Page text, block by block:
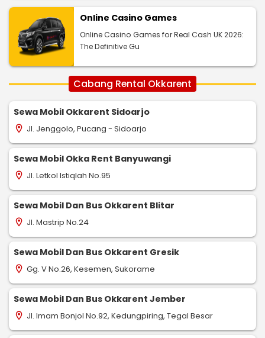
Online Casino Games
Online Casino Games for Real Cash UK 2026:
The Definitive Gu
Cabang Rental Okkarent
Sewa Mobil Okkarent Sidoarjo
location_on Jl. Jenggolo, Pucang - Sidoarjo
Sewa Mobil Okka Rent Banyuwangi
location_on Jl. Letkol Istiqlah No.95
Sewa Mobil Dan Bus Okkarent Blitar
location_on Jl. Mastrip No.24
Sewa Mobil Dan Bus Okkarent Gresik
location_on Gg. V No.26, Kesemen, Sukorame
Sewa Mobil Dan Bus Okkarent Jember
location_on Jl. Imam Bonjol No.92, Kedungpiring, Tegal Besar